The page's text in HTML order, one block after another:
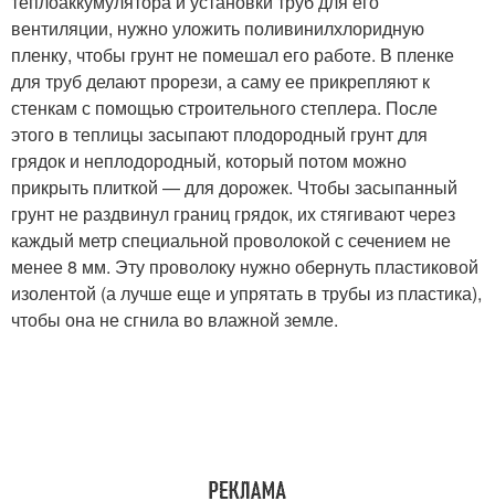
вентиляции, нужно уложить поливинилхлоридную
пленку, чтобы грунт не помешал его работе. В пленке
для труб делают прорези, а саму ее прикрепляют к
стенкам с помощью строительного степлера. После
этого в теплицы засыпают плодородный грунт для
грядок и неплодородный, который потом можно
прикрыть плиткой — для дорожек. Чтобы засыпанный
грунт не раздвинул границ грядок, их стягивают через
каждый метр специальной проволокой с сечением не
менее 8 мм. Эту проволоку нужно обернуть пластиковой
изолентой (а лучше еще и упрятать в трубы из пластика),
чтобы она не сгнила во влажной земле.